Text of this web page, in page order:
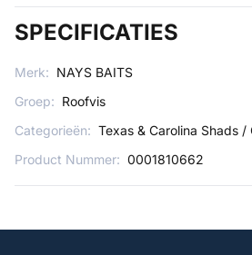
SPECIFICATIES
Merk: NAYS BAITS
Groep: Roofvis
Categorieën: Texas & Carolina Shads /
Product Nummer: 0001810662